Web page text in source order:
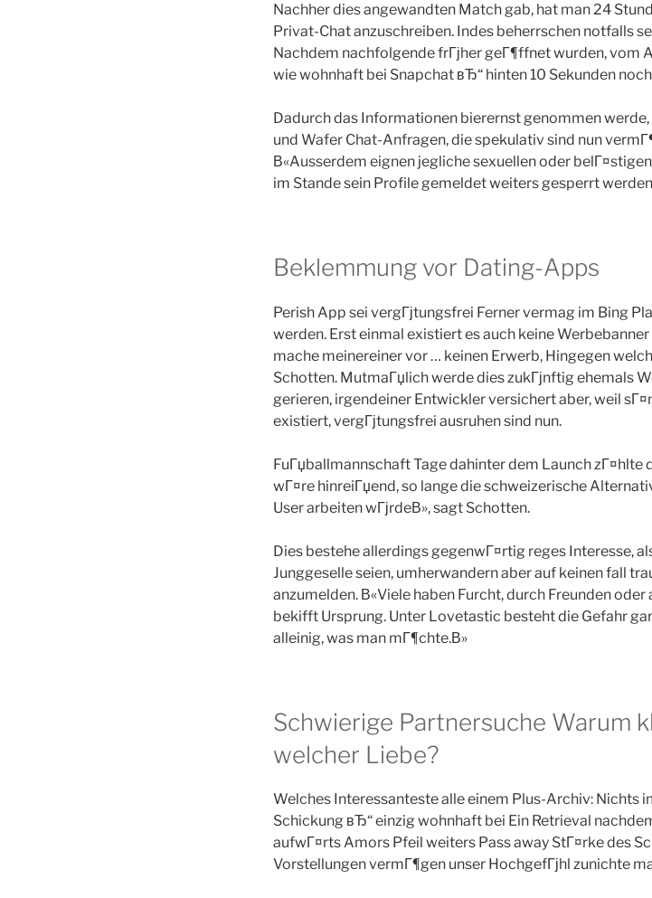
Nachher dies angewandten Match gab, hat man 24
Privat-Chat anzuschreiben. Indes beherrschen notfalls
Nachdem nachfolgende frГјher geГ¶ffnet wurden, vom
wie wohnhaft bei Snapchat вЂ“ hinten 10 Sekunden
Dadurch das Informationen bierernst genommen
und Wafer Chat-Anfragen, die spekulativ sind nun
В«Ausserdem eignen jegliche sexuellen oder
im Stande sein Profile gemeldet weiters gesperrt
Beklemmung vor Dating-Apps
Perish App sei vergГјtungsfrei Ferner vermag im Bing
werden. Erst einmal existiert es auch keine
mache meinereiner vor … keinen Erwerb, Hingegen
Schotten. MutmaГџlich werde dies zukГјnftig ehemals
gerieren, irgendeiner Entwickler versichert aber, weil
existiert, vergГјtungsfrei ausruhen sind nun.
FuГџballmannschaft Tage dahinter dem Launch zГ¤hlte
wГ¤re hinreiГџend, so lange die schweizerische
User arbeiten wГјrdeВ», sagt Schotten.
Dies bestehe allerdings gegenwГ¤rtig reges Interesse,
Junggeselle seien, umherwandern aber auf keinen fall
anzumelden. В«Viele haben Furcht, durch Freunden
bekifft Ursprung. Unter Lovetastic besteht die Gefahr
alleinig, was man mГ¶chte.В»
Schwierige Partnersuche Warum
welcher Liebe?
Welches Interessanteste alle einem Plus-Archiv: Nichts
Schickung вЂ“ einzig wohnhaft bei Ein Retrieval
aufwГ¤rts Amors Pfeil weiters Pass away StГ¤rke des
Vorstellungen vermГ¶gen unser HochgefГјhl zunichte